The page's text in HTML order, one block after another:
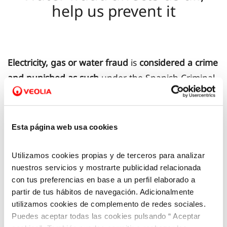
Esta página web usa cookies
Utilizamos cookies propias y de terceros para analizar
nuestros servicios y mostrarte publicidad relacionada
con tus preferencias en base a un perfil elaborado a
partir de tus hábitos de navegación. Adicionalmente
utilizamos cookies de complemento de redes sociales.
Puedes aceptar todas las cookies pulsando “ Aceptar
help us prevent it
Electricity, gas or water fraud is considered a crime
and punished as such under the Spanish Criminal
Code, article 255, so it can be reported to the legal
authorities.
put prices upfor all consumers.
The water supply company can take legal action as
the injured party due to tampering detected in the
supply service (such as tampering with the meter,